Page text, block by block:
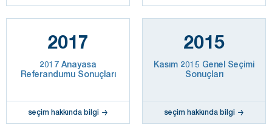
2017
2017 Anayasa
Referandumu Sonuçları
seçim hakkında bilgi
2015
Kasım 2015 Genel Seçimi
Sonuçları
seçim hakkında bilgi